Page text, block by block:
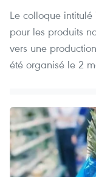
Le colloque intitulé
pour les produits
vers une
été organisé le 2